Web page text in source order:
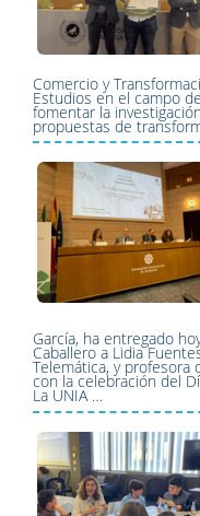
Comercio y
Estudios en el campo
fomentar la
propuestas de
García, ha entregado
Caballero a Lidia
Telemática, y profesora
con la celebración del
La UNIA …